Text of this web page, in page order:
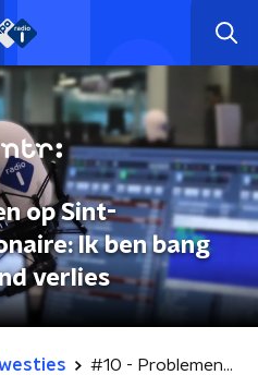
op Sint-
Ik ben bang
verlies
#10 - Problemen op Sint-Eustatius en Bonaire: Ik ben bang dat ik mijn eiland verlies